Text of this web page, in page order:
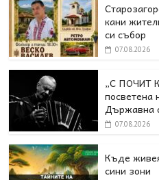
кани
си събор
07.08.2026
„С ПОЧИТ
посветена
Държавна
07.08.2026
Къде
сини зони